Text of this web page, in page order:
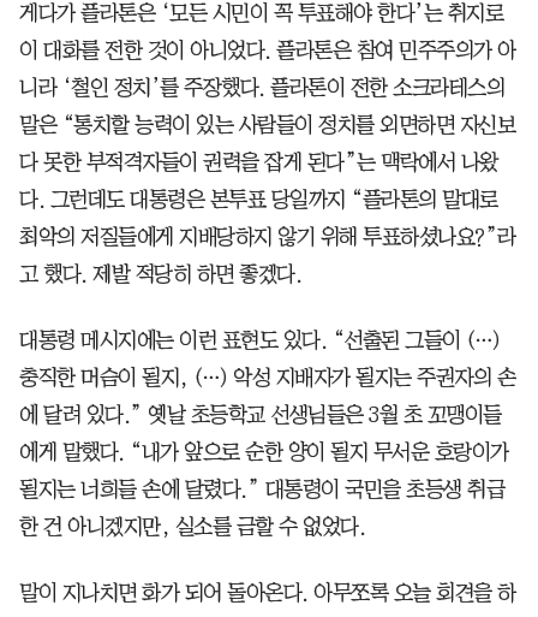
게다가 플라톤은 ‘모든 시민이 꼭 투표해야 한다’는 취지로
이 대화를 전한 것이 아니었다. 플라톤은 참여 민주주의가 아
니라 ‘철인 정치’를 주장했다. 플라톤이 전한 소크라테스의
말은 “통치할 능력이 있는 사람들이 정치를 외면하면 자신보
다 못한 부적격자들이 권력을 잡게 된다”는 맥락에서 나왔
다. 그런데도 대통령은 본투표 당일까지 “플라톤의 말대로
최악의 저질들에게 지배당하지 않기 위해 투표하셨나요?”라
고 했다. 제발 적당히 하면 좋겠다.
대통령 메시지에는 이런 표현도 있다. “선출된 그들이 (…)
충직한 머슴이 될지, (…) 악성 지배자가 될지는 주권자의 손
에 달려 있다.” 옛날 초등학교 선생님들은 3월 초 꼬맹이들
에게 말했다. “내가 앞으로 순한 양이 될지 무서운 호랑이가
될지는 너희들 손에 달렸다.” 대통령이 국민을 초등생 취급
한 건 아니겠지만, 실소를 금할 수 없었다.
말이 지나치면 화가 되어 돌아온다. 아무쪼록 오늘 회견을 하